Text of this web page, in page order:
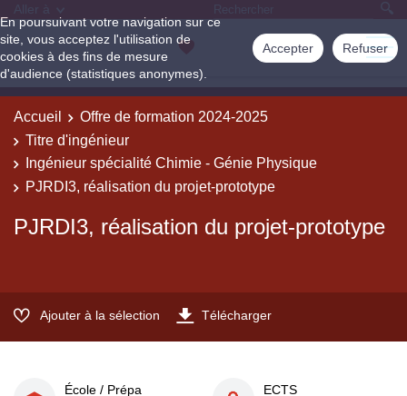
En poursuivant votre navigation sur ce
site, vous acceptez l'utilisation de
cookies à des fins de mesure
d'audience (statistiques anonymes).
Accepter Refuser
Accueil
Offre de formation 2024-2025
Titre d'ingénieur
Ingénieur spécialité Chimie - Génie Physique
PJRDI3, réalisation du projet-prototype
PJRDI3, réalisation du projet-prototype
Ajouter à la sélection Télécharger
École / Prépa
ECTS